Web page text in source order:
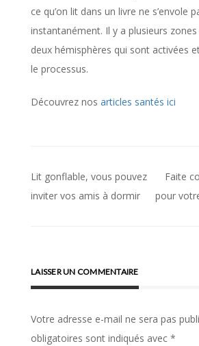
ce qu’on lit dans un livre ne s’envole
instantanément. Il y a plusieurs
deux hémisphères qui sont activées
le processus.
Découvrez nos articles santés ici
Navigation
Lit gonflable, vous pouvez
inviter vos amis à dormir
Faite
pour
LAISSER UN COMMENTAIRE
Votre adresse e-mail ne sera pas
obligatoires sont indiqués avec *